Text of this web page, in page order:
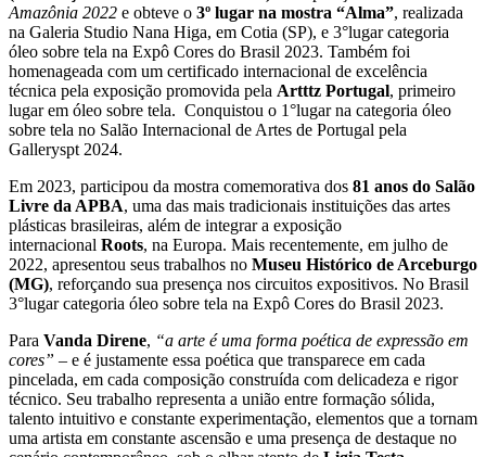
Amazônia 2022 e obteve o 3º lugar na mostra “Alma”, realizada
na Galeria Studio Nana Higa, em Cotia (SP), e 3°lugar categoria
óleo sobre tela na Expô Cores do Brasil 2023. Também foi
homenageada com um certificado internacional de excelência
técnica pela exposição promovida pela Artttz Portugal, primeiro
lugar em óleo sobre tela. Conquistou o 1°lugar na categoria óleo
sobre tela no Salão Internacional de Artes de Portugal pela
Galleryspt 2024.
Em 2023, participou da mostra comemorativa dos 81 anos do Salão
Livre da APBA, uma das mais tradicionais instituições das artes
plásticas brasileiras, além de integrar a exposição
internacional Roots, na Europa. Mais recentemente, em julho de
2022, apresentou seus trabalhos no Museu Histórico de Arceburgo
(MG), reforçando sua presença nos circuitos expositivos. No Brasil
3°lugar categoria óleo sobre tela na Expô Cores do Brasil 2023.
Para Vanda Direne, “a arte é uma forma poética de expressão em
cores” – e é justamente essa poética que transparece em cada
pincelada, em cada composição construída com delicadeza e rigor
técnico. Seu trabalho representa a união entre formação sólida,
talento intuitivo e constante experimentação, elementos que a tornam
uma artista em constante ascensão e uma presença de destaque no